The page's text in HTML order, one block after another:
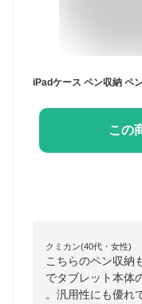
この
クミカン(40代・女性)
こちらのペン収納
でタブレット本体
。汎用性にも優れ